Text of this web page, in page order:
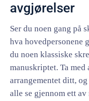
avgjørelser
Ser du noen gang på
hva hovedpersonene
du noen klassiske
manuskriptet. Ta
arrangementet ditt,
alle se gjennom ett